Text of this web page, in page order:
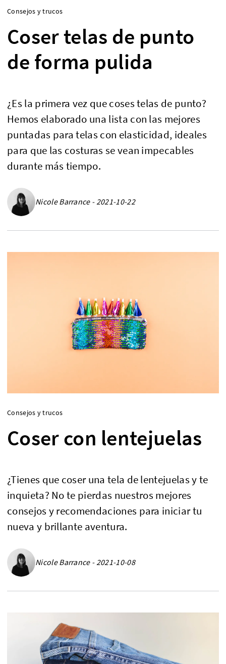
Consejos y trucos
Coser telas de punto
de forma pulida
¿Es la primera vez que coses telas de punto?
Hemos elaborado una lista con las mejores
puntadas para telas con elasticidad, ideales
para que las costuras se vean impecables
durante más tiempo.
Nicole Barrance - 2021-10-22
Consejos y trucos
Coser con lentejuelas
¿Tienes que coser una tela de lentejuelas y te
inquieta? No te pierdas nuestros mejores
consejos y recomendaciones para iniciar tu
nueva y brillante aventura.
Nicole Barrance - 2021-10-08